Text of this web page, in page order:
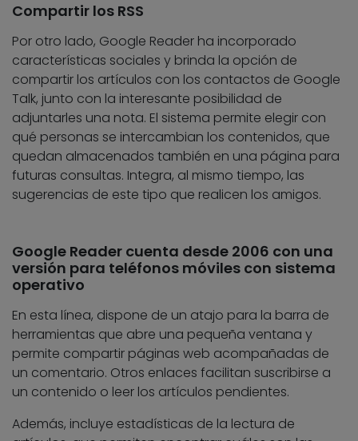
Compartir los RSS
Por otro lado, Google Reader ha incorporado
características sociales y brinda la opción de
compartir los artículos con los contactos de Google
Talk, junto con la interesante posibilidad de
adjuntarles una nota. El sistema permite elegir con
qué personas se intercambian los contenidos, que
quedan almacenados también en una página para
futuras consultas. Integra, al mismo tiempo, las
sugerencias de este tipo que realicen los amigos.
Google Reader cuenta desde 2006 con una
versión para teléfonos móviles con sistema
operativo
En esta línea, dispone de un atajo para la barra de
herramientas que abre una pequeña ventana y
permite compartir páginas web acompañadas de
un comentario. Otros enlaces facilitan suscribirse a
un contenido o leer los artículos pendientes.
Además, incluye estadísticas de la lectura de